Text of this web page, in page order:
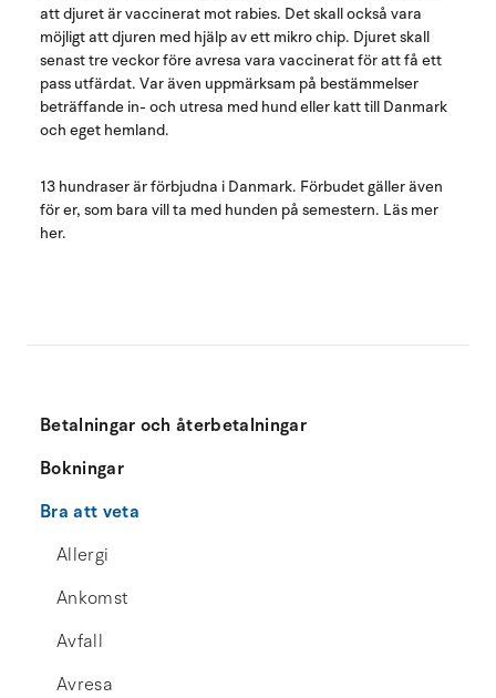
Betalningar och återbetalningar
Bokningar
Bra att veta
Allergi
Ankomst
Avfall
Avresa
att djuret är vaccinerat mot rabies. Det skall också vara
möjligt att djuren med hjälp av ett mikro chip. Djuret skall
senast tre veckor före avresa vara vaccinerat för att få ett
pass utfärdat. Var även uppmärksam på bestämmelser
beträffande in- och utresa med hund eller katt till Danmark
och eget hemland.
13 hundraser är förbjudna i Danmark. Förbudet gäller även
för er, som bara vill ta med hunden på semestern. Läs mer
her.